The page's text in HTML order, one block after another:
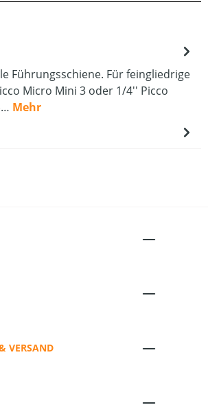
Führungsschiene. Für feingliedrige
Micro Mini 3 oder 1/4'' Picco
Mehr
VERSAND